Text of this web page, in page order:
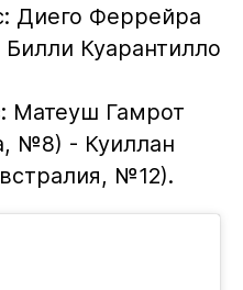
Диего Феррейра
Билли Куарантилло
Матеуш Гамрот
№8) - Куиллан
№12).